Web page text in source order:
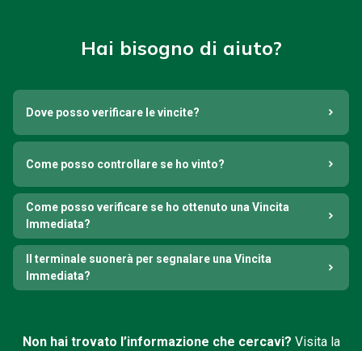
Hai bisogno di aiuto?
Dove posso verificare le vincite?
Come posso controllare se ho vinto?
Come posso verificare se ho ottenuto una Vincita
Immediata?
Il terminale suonerà per segnalare una Vincita
Immediata?
Non hai trovato l’informazione che cercavi? Visita la